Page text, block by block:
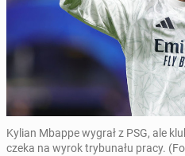
Kylian Mbappe wygrał z PSG, ale
czeka na wyrok trybunału pracy.